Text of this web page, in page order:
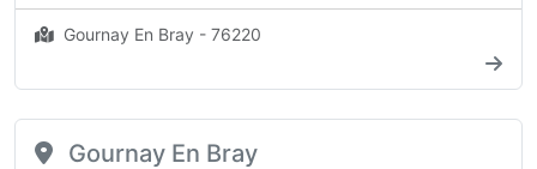
Gournay En Bray - 76220
Gournay En Bray